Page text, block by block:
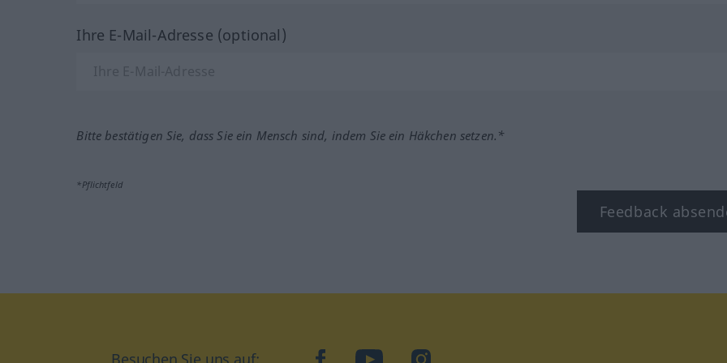
Ihre E-Mail-Adresse (optional)
Bitte bestätigen Sie, dass Sie ein Mensch sind, indem Sie ein Häkchen setzen.*
*Pflichtfeld
Feedback
facebookYouTubeInstagram